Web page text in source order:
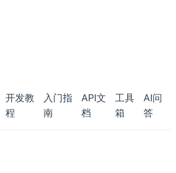
开发教
程
入门指
南
API文
档
工具
箱
AI问
答